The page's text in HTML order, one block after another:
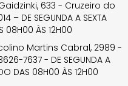
633 - Cruzeiro do
DE SEGUNDA A SEXTA
08H00 ÀS 12H00
Martins Cabral, 2989 -
7637 - DE SEGUNDA A
DAS 08H00 ÀS 12H00